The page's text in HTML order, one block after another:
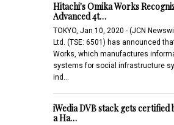
Hitachi's Omika Works
Advanced 4t…
TOKYO, Jan 10, 2020 - (JCN
Ltd. (TSE: 6501) has announced
Works, which manufactures
systems for social infrastructure
ind…
iWedia DVB stack gets certified
a Ha…